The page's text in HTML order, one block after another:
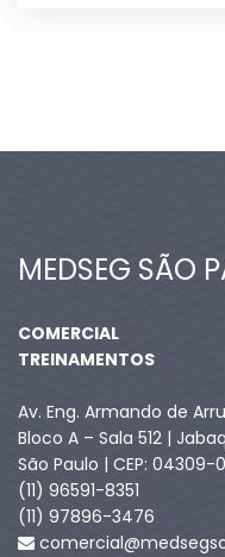
MEDSEG SÃO
COMERCIAL
TREINAMENTOS
Av. Eng. Armando de
Bloco A – Sala 512 |
São Paulo | CEP: 04309-
(11) 96591-8351
(11) 97896-3476